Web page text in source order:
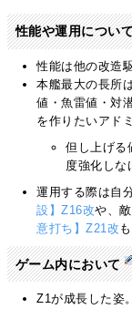
性能や運用につい
性能は他の改造
本艦最大の長所
値・魚雷値・対
を作りたいアド
但し上げる
度強化しな
運用する際は自
設】Z16改や、
意打ち】Z21改
ゲーム内において
Z1が成長した姿